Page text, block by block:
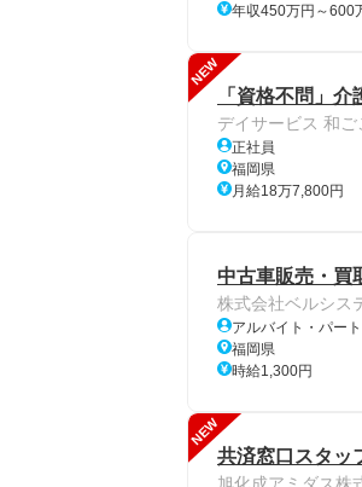
年収450万円～600
NEW
「資格不問」
デイサービス 和ご
正社員
福岡県
月給18万7,800円
中古車販売・買
株式会社ベルシス
アルバイト・パー
福岡県
時給1,300円
NEW
共済窓口スタッ